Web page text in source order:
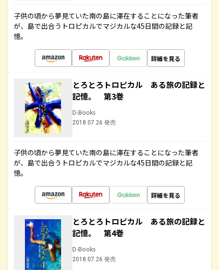
子供の頃から夢見ていた南の島に滞在することになった筆者
が、島で出合うトロピカルでマジカルな45日間の記録と記
憶。
詳細を見る
とろとろトロピカル ある旅の記録と
記憶。 第3巻
D-Books
2018.07.26 発売
子供の頃から夢見ていた南の島に滞在することになった筆者
が、島で出合うトロピカルでマジカルな45日間の記録と記
憶。
詳細を見る
とろとろトロピカル ある旅の記録と
記憶。 第4巻
D-Books
2018.07.26 発売